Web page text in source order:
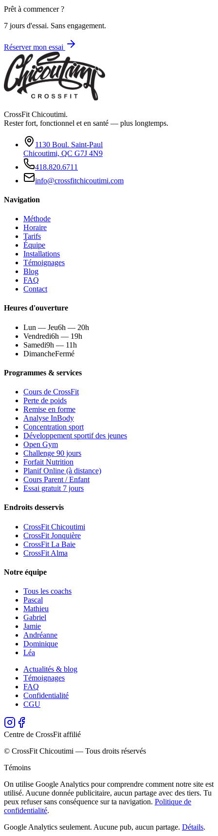
Prêt à commencer ?
7 jours d'essai. Sans engagement.
Réserver mon essai
CrossFit Chicoutimi.
Rester fort, fonctionnel et en santé — plus longtemps.
1130 Boul. Saint-Paul
Chicoutimi, QC G7J 4N9
418.820.6711
info@crossfitchicoutimi.com
Navigation
Méthode
Horaire
Tarifs
Équipe
Installations
Témoignages
Blog
FAQ
Contact
Heures d'ouverture
Lun — Jeu6h — 20h
Vendredi6h — 19h
Samedi9h — 11h
DimancheFermé
Programmes & services
Cours de CrossFit
Perte de poids
Remise en forme
Analyse InBody
Concentration sport
Développement sportif des jeunes
Open Gym
Challenge 90 jours
Forfait Nutrition
Planif Online (à distance)
Cours Parent / Enfant
Essai gratuit 7 jours
Endroits desservis
CrossFit Chicoutimi
CrossFit Jonquière
CrossFit La Baie
CrossFit Alma
Notre équipe
Tous les coachs
Pascal
Mathieu
Gabriel
Jamie
Andréanne
Dominique
Léa
Actualités & blog
Témoignages
FAQ
Confidentialité
CGU
Centre de CrossFit affilié
© CrossFit Chicoutimi — Tous droits réservés
Témoins
On utilise Google Analytics pour comprendre comment notre site est
utilisé. Aucune donnée publicitaire, aucun partage avec des tiers. Tu
peux refuser sans conséquence sur ta navigation. Politique de
confidentialité.
Google Analytics seulement. Aucune pub, aucun partage. Détails.